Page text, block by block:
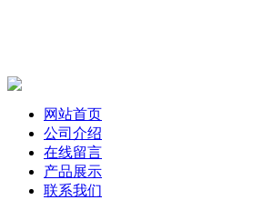
网站首页
公司介绍
在线留言
产品展示
联系我们